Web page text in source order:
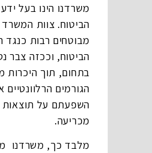
משרדנו הינו בעל
הביטוח. צוות המשרד
מבוטחים רבות כנגד
הביטוח, וככזה צבר
בתחום, תוך היכרות
הגורמים הרלוונטיים
השפעתם על תוצאות
מכריעה.
מלבד כך, משרדנו